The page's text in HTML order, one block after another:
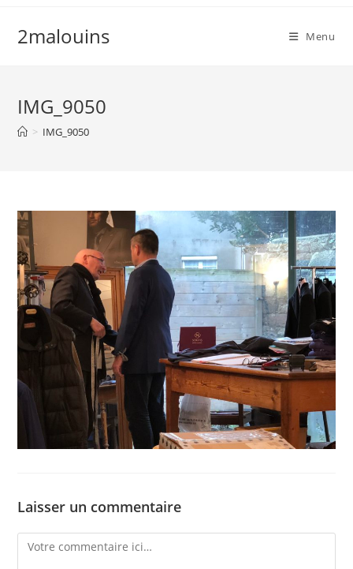
content2malouins Menu
IMG_9050
> IMG_9050
Laisser un commentaire
Comment